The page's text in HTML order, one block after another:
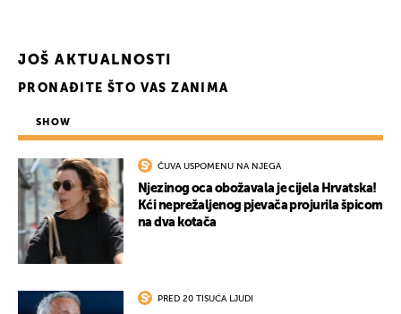
JOŠ AKTUALNOSTI
PRONAĐITE ŠTO VAS ZANIMA
SHOW
ČUVA USPOMENU NA NJEGA
Njezinog oca obožavala je cijela Hrvatska!
Kći neprežaljenog pjevača projurila špicom
na dva kotača
PRED 20 TISUĆA LJUDI